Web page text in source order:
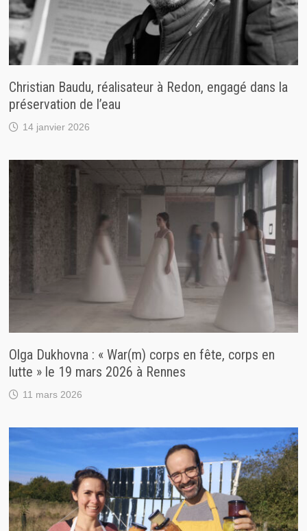
Christian Baudu, réalisateur à Redon, engagé dans la
préservation de l’eau
14 janvier 2026
Olga Dukhovna : « War(m) corps en fête, corps en
lutte » le 19 mars 2026 à Rennes
11 mars 2026